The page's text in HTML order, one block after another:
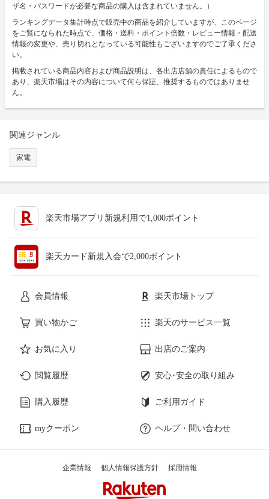
ザ名・パスワードが必要な商品の購入は含まれていません。）
ランキングデータ集計時点で販売中の商品を紹介していますが、このページ
をご覧になられた時点で、価格・送料・ポイント倍数・レビュー情報・配送
情報の変更や、売り切れとなっている可能性もございますのでご了承くださ
い。
掲載されている商品内容および商品説明は、各出店店舗の責任によるもので
あり、楽天市場はその内容について何ら保証、推奨するものではありませ
ん。
関連ジャンル
家電
楽天市場アプリ新規利用で1,000ポイント
楽天カード新規入会で2,000ポイント
会員情報 楽天市場トップ
買い物かご 楽天のサービス一覧
お気に入り 出店のご案内
閲覧履歴 安心･安全の取り組み
購入履歴 ご利用ガイド
myクーポン ヘルプ・問い合わせ
企業情報 個人情報保護方針 採用情報